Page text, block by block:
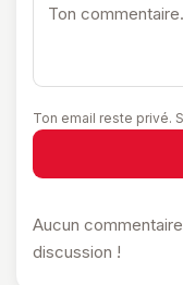
Ton email reste privé.
Aucun
discussion !